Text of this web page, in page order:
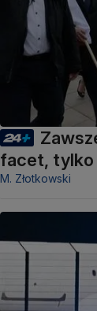
facet, tylko
M. Złotkowski